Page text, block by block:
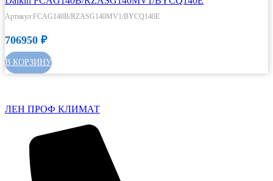
Артикул:FCAG140B/RZASG140MV1/BYCQ140E
706950 ₽
В КОРЗИНУ
ЛЕН ПРОФ КЛИМАТ